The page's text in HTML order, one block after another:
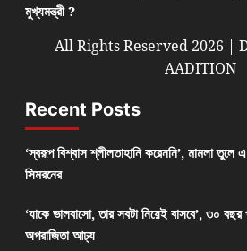
মুখ্যমন্ত্রী ?
All Rights Reserved 2026 |
AADITION
Recent Posts
‘স্বরূপ বিশ্বাস শ্লীলতাহানি করেননি’, মামলা তুলে এ
সিমরনের
‘যাকে ভালবাসো, তার সবটা নিয়েই বাসবে’, ৩০
অপরাজিতা আঢ্য